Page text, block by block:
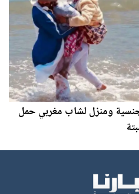
ومنزل لشاب مغربي حمل